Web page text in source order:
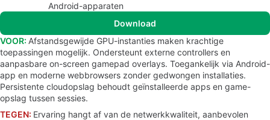
Android-apparaten
Download
VOOR: Afstandsgewijde GPU-instanties maken krachtige
toepassingen mogelijk. Ondersteunt externe controllers en
aanpasbare on-screen gamepad overlays. Toegankelijk via Android-
app en moderne webbrowsers zonder gedwongen installaties.
Persistente cloudopslag behoudt geïnstalleerde apps en game-
opslag tussen sessies.
TEGEN: Ervaring hangt af van de netwerkkwaliteit, aanbevolen